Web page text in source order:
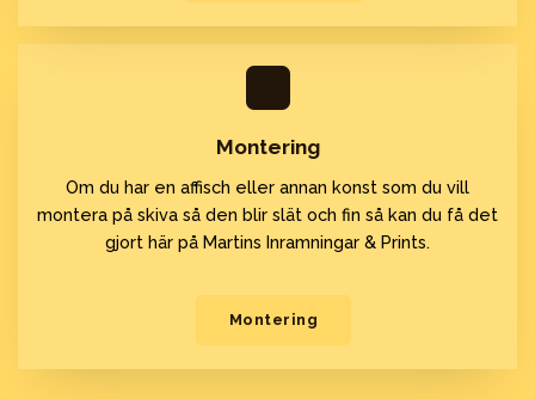
Montering
Om du har en affisch eller annan konst som du vill
montera på skiva så den blir slät och fin så kan du få det
gjort här på Martins Inramningar & Prints.
Montering